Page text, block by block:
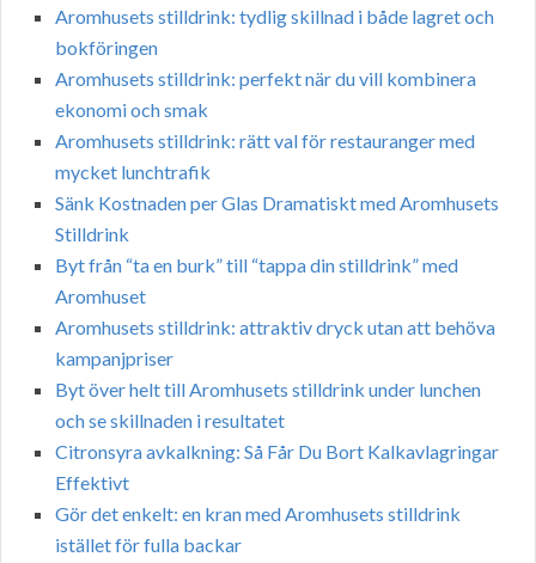
Aromhusets stilldrink: tydlig skillnad i både lagret och
bokföringen
Aromhusets stilldrink: perfekt när du vill kombinera
ekonomi och smak
Aromhusets stilldrink: rätt val för restauranger med
mycket lunchtrafik
Sänk Kostnaden per Glas Dramatiskt med Aromhusets
Stilldrink
Byt från “ta en burk” till “tappa din stilldrink” med
Aromhuset
Aromhusets stilldrink: attraktiv dryck utan att behöva
kampanjpriser
Byt över helt till Aromhusets stilldrink under lunchen
och se skillnaden i resultatet
Citronsyra avkalkning: Så Får Du Bort Kalkavlagringar
Effektivt
Gör det enkelt: en kran med Aromhusets stilldrink
istället för fulla backar